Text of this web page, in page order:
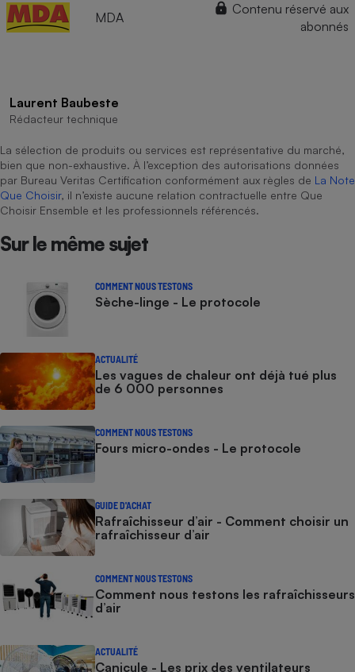
MDA
Contenu réservé aux
abonnés
Laurent Baubeste
Rédacteur technique
La sélection de produits ou services est représentative du marché,
bien que non-exhaustive. À l’exception des autorisations données
par Bureau Veritas Certification conformément aux règles de La Note
Que Choisir, il n’existe aucune relation contractuelle entre Que
Choisir Ensemble et les professionnels référencés.
Sur le même sujet
COMMENT NOUS TESTONS
Sèche-linge - Le protocole
ACTUALITÉ
Les vagues de chaleur ont déjà tué plus
de 6 000 personnes
COMMENT NOUS TESTONS
Fours micro-ondes - Le protocole
GUIDE D'ACHAT
Rafraîchisseur d’air - Comment choisir un
rafraîchisseur d’air
COMMENT NOUS TESTONS
Comment nous testons les rafraîchisseurs
d’air
ACTUALITÉ
Canicule - Les prix des ventilateurs